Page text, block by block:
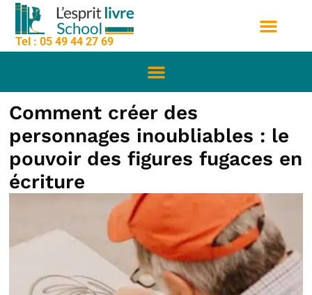
principal
Aller
contenu
Tel : 05 49 44 27 69
Comment créer des
personnages inoubliables : le
pouvoir des figures fugaces en
écriture